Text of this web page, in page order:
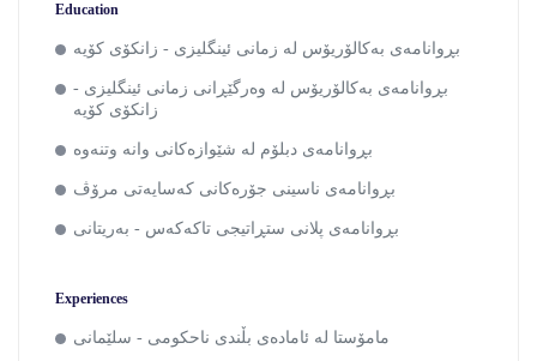
Education
بڕوانامەی بەکالۆریۆس لە زمانی ئینگلیزی - زانکۆی کۆیە
بڕوانامەی بەکالۆریۆس لە وەرگێڕانی زمانی ئینگلیزی -
زانکۆی کۆیە
بڕوانامەی دبلۆم لە شێوازەکانی وانە وتنەوە
بڕوانامەی ناسینی جۆرەکانی کەسایەتی مرۆڤ
بڕوانامەی پلانی ستڕاتیجی تاکەکەس - بەریتانی
Experiences
مامۆستا لە ئامادەی بڵندی ناحکومی - سلێمانی